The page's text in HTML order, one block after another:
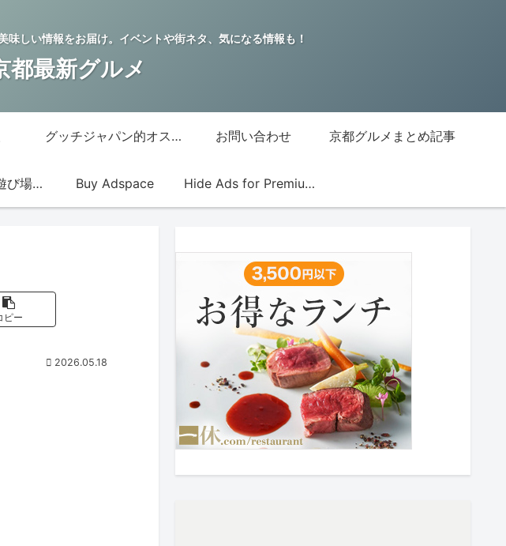
しい情報をお届け。イベントや街ネタ、気になる情報も！
都最新グルメ
グッチジャパン的オススメ店 お問い合わせ 京都グルメまとめ記事
子どもと行ける遊び場・お店 Buy Adspace Hide Ads for Premium Members
ピー
2026.05.18